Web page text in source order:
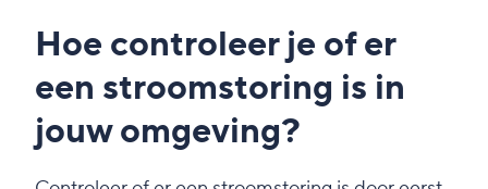
Hoe controleer je of er
een stroomstoring is in
jouw omgeving?